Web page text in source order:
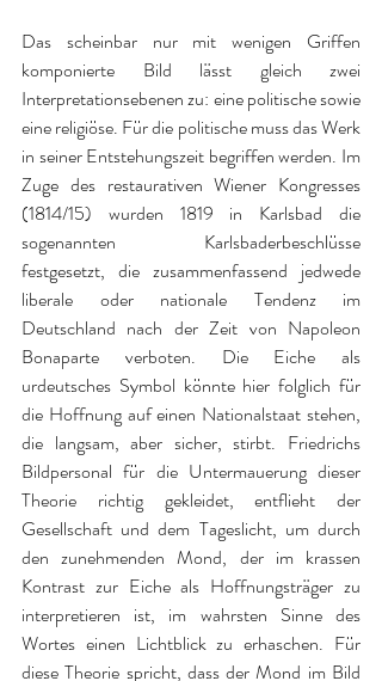
Das scheinbar nur mit wenigen Griffen
komponierte Bild lässt gleich zwei
Interpretationsebenen zu: eine politische sowie
eine religiöse. Für die politische muss das Werk
in seiner Entstehungszeit begriffen werden. Im
Zuge des restaurativen Wiener Kongresses
(1814/15) wurden 1819 in Karlsbad die
sogenannten Karlsbaderbeschlüsse
festgesetzt, die zusammenfassend jedwede
liberale oder nationale Tendenz im
Deutschland nach der Zeit von Napoleon
Bonaparte verboten. Die Eiche als
urdeutsches Symbol könnte hier folglich für
die Hoffnung auf einen Nationalstaat stehen,
die langsam, aber sicher, stirbt. Friedrichs
Bildpersonal für die Untermauerung dieser
Theorie richtig gekleidet, entflieht der
Gesellschaft und dem Tageslicht, um durch
den zunehmenden Mond, der im krassen
Kontrast zur Eiche als Hoffnungsträger zu
interpretieren ist, im wahrsten Sinne des
Wortes einen Lichtblick zu erhaschen. Für
diese Theorie spricht, dass der Mond im Bild